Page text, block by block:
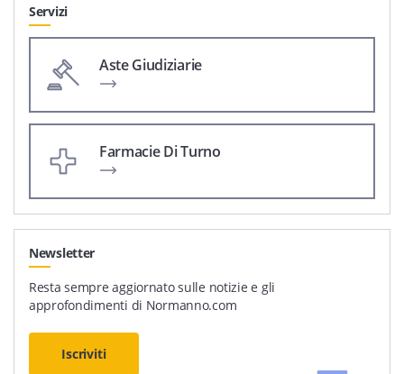
Servizi
Aste Giudiziarie
Farmacie Di Turno
Newsletter
Resta sempre aggiornato sulle notizie e gli
approfondimenti di Normanno.com
Iscriviti